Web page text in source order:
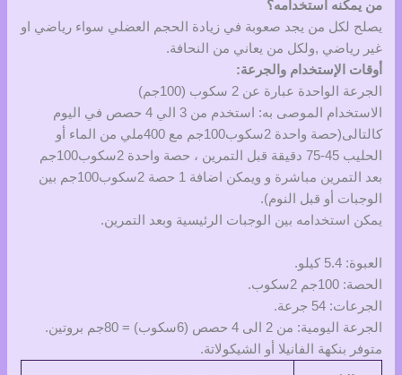
من يمكنه استخدامه؟
يصلح لكل من يجد صعوبة في زيادة الحجم العضلي سواء رياضي او
غير رياضي ,ولكل من يعاني من النحافة.
أوقات الإستخدام والجرعة:
الجرعة الواحدة عبارة عن 2 سكوب (100جم)
الاستخدام الموصى به: استخدم من 3 الي 4 حصص في اليوم
كالتالى(حصة واحدة 2سكوب100جم مع 400ملي من الماء أو
الحليب 45-75 دقيقة قبل التمرين ، حصة واحدة 2سكوب100جم
بعد التمرين مباشرة و ويمكن اضافة 1 حصة 2سكوب100جم بين
الوجبات أو قبل النوم).
يمكن استخدامه بين الوجبات الرئيسية وبعد التمرين.
العبوة: 5.4 كيلو.
الحصة: 100جم 2سكوب.
الجرعات: 54 جرعة.
الجرعة اليومية: من 2 الى 4 حصص (6سكوب) = 80جم بروتين.
متوفر بنكهة الفانيلا أو الشيكولاتة.